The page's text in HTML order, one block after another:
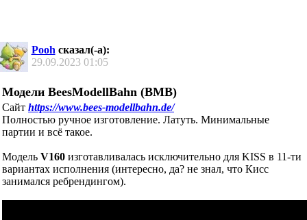
Pooh сказал(-а):
29.09.2023 01:05
Модели BeesModellBahn (BMB)
Сайт https://www.bees-modellbahn.de/
Полностью ручное изготовление. Латуть. Минимальные
партии и всё такое.
Модель V160 изготавливалась исключительно для KISS в 11-ти
вариантах исполнения (интересно, да? не знал, что Кисс
занимался ребрендингом).